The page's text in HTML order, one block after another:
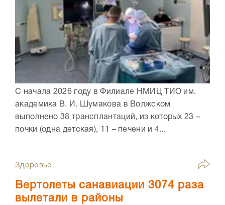
С начала 2026 году в Филиале НМИЦ ТИО им.
академика В. И. Шумакова в Волжском
выполнено 38 трансплантаций, из которых 23 –
почки (одна детская), 11 – печени и 4...
Здоровье
Вертолеты санавиации 3074 раза
вылетали в районы